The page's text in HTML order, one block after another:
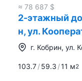
≈ 78 687 $
2-этажный
н, ул.
г. Кобрин, ул.
103.7 59.3 11 м2